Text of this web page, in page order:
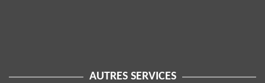
AUTRES SERVICES